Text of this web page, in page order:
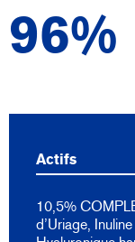
96%
Actifs
10,5%
d’Uriage,